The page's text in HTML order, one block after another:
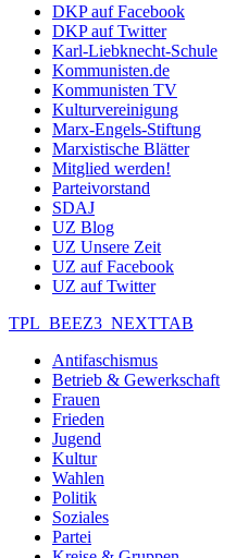
DKP auf Facebook
DKP auf Twitter
Karl-Liebknecht-Schule
Kommunisten.de
Kommunisten TV
Kulturvereinigung
Marx-Engels-Stiftung
Marxistische Blätter
Mitglied werden!
Parteivorstand
SDAJ
UZ Blog
UZ Unsere Zeit
UZ auf Facebook
UZ auf Twitter
TPL_BEEZ3_NEXTTAB
Antifaschismus
Betrieb & Gewerkschaft
Frauen
Frieden
Jugend
Kultur
Wahlen
Politik
Soziales
Partei